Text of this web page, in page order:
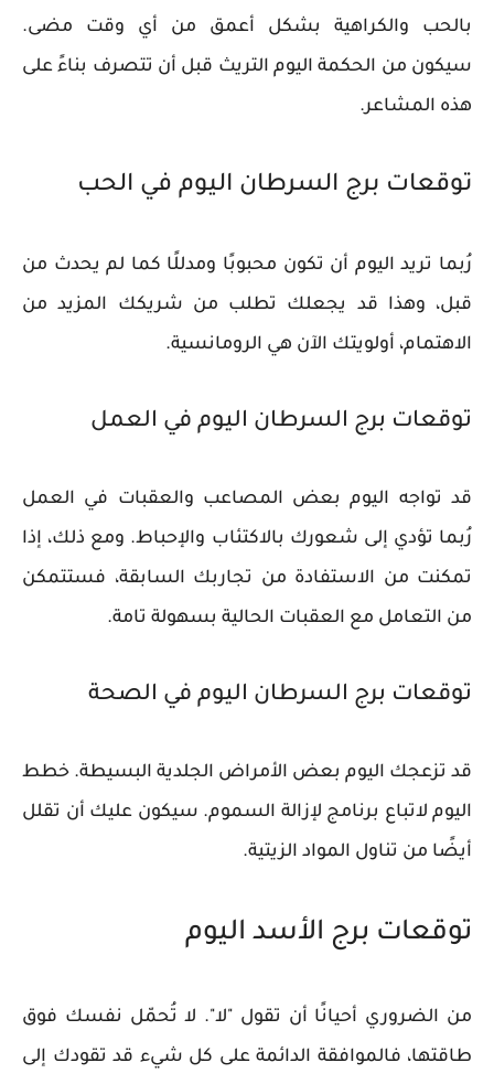
بالحب والكراهية بشكل أعمق من أي وقت مضى.
سيكون من الحكمة اليوم التريث قبل أن تتصرف بناءً على
هذه المشاعر.
توقعات برج السرطان اليوم في الحب
رُبما تريد اليوم أن تكون محبوبًا ومدللًا كما لم يحدث من
قبل، وهذا قد يجعلك تطلب من شريكك المزيد من
الاهتمام، أولويتك الآن هي الرومانسية.
توقعات برج السرطان اليوم في العمل
قد تواجه اليوم بعض المصاعب والعقبات في العمل
رُبما تؤدي إلى شعورك بالاكتئاب والإحباط. ومع ذلك، إذا
تمكنت من الاستفادة من تجاربك السابقة، فستتمكن
من التعامل مع العقبات الحالية بسهولة تامة.
توقعات برج السرطان اليوم في الصحة
قد تزعجك اليوم بعض الأمراض الجلدية البسيطة. خطط
اليوم لاتباع برنامج لإزالة السموم. سيكون عليك أن تقلل
أيضًا من تناول المواد الزيتية.
توقعات برج الأسد اليوم
من الضروري أحيانًا أن تقول "لا". لا تُحمّل نفسك فوق
طاقتها، فالموافقة الدائمة على كل شيء قد تقودك إلى